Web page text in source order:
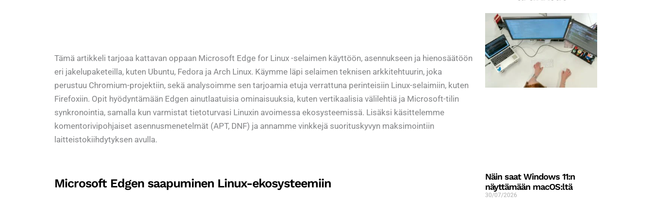
Tämä artikkeli tarjoaa kattavan oppaan Microsoft Edge for Linux -selaimen käyttöön, asennukseen ja hienosäätöön
eri jakelupaketeilla, kuten Ubuntu, Fedora ja Arch Linux. Käymme läpi selaimen teknisen arkkitehtuurin, joka
perustuu Chromium-projektiin, sekä analysoimme sen tarjoamia etuja verrattuna perinteisiin Linux-selaimiin, kuten
Firefoxiin. Opit hyödyntämään Edgen ainutlaatuisia ominaisuuksia, kuten vertikaalisia välilehtiä ja Microsoft-tilin
synkronointia, samalla kun varmistat tietoturvasi Linuxin avoimessa ekosysteemissä. Lisäksi käsittelemme
komentorivipohjaiset asennusmenetelmät (APT, DNF) ja annamme vinkkejä suorituskyvyn maksimointiin
laitteistokiihdytyksen avulla.
Microsoft Edgen saapuminen Linux-ekosysteemiin
Näin saat Windows 11:n
näyttämään macOS:ltä
30/07/2026